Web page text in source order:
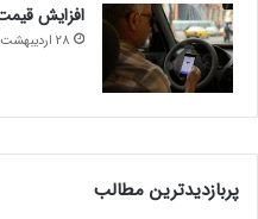
افزایش
28 اردیبهشت 1401
پربازدیدترین مطالب